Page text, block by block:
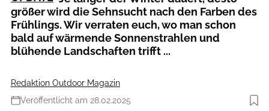
größer wird die Sehnsucht nach den Farben des
Frühlings. Wir verraten euch, wo man schon
bald auf wärmende Sonnenstrahlen und
blühende Landschaften trifft ...
Redaktion Outdoor Magazin
Veröffentlicht am 28.02.2025
Foto: wingmar via Getty Images